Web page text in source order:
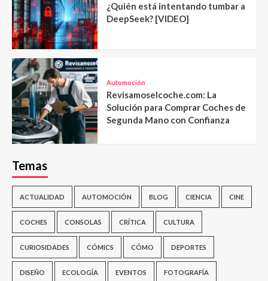
¿Quién está intentando tumbar a
DeepSeek? [VIDEO]
Automoción
Revisamoselcoche.com: La
Solución para Comprar Coches de
Segunda Mano con Confianza
Temas
ACTUALIDAD AUTOMOCIÓN BLOG CIENCIA CINE
COCHES CONSOLAS CRÍTICA CULTURA
CURIOSIDADES CÓMICS CÓMO DEPORTES
DISEÑO ECOLOGÍA EVENTOS FOTOGRAFÍA